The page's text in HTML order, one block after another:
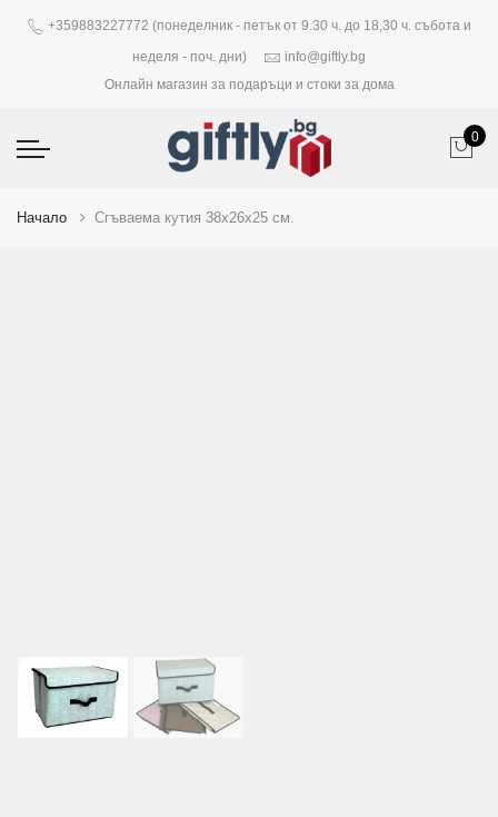
+359883227772 (понеделник - петък от 9.30 ч. до 18,30 ч. събота и
неделя - поч. дни)
info@giftly.bg
Онлайн магазин за подаръци и стоки за дома
0
Начало Сгъваема кутия 38х26х25 см.